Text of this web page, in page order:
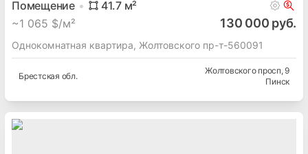
Помещение 41.7м²
~1 065 $/м² 130 000 руб.
Однокомнатная квартира, Жолтовского пр-т-560091
Брестская обл.
Жолтовского просп, 9
Пинск